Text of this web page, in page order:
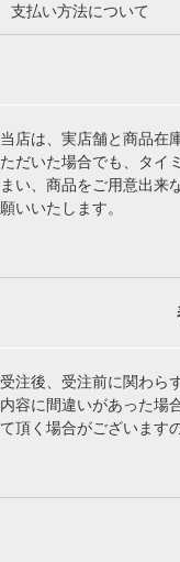
支払い方法について
当店は、実店舗と商品在
ただいた場合でも、タイ
まい、商品をご用意出来
願いいたします。
受注後、受注前に関わら
内容に間違いがあった場
て頂く場合がございます